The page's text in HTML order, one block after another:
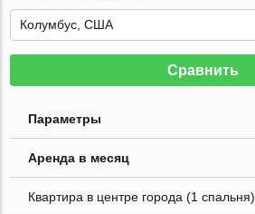
Сравнить
Параметры
Аренда в месяц
Квартира в центре города (1 спальня)